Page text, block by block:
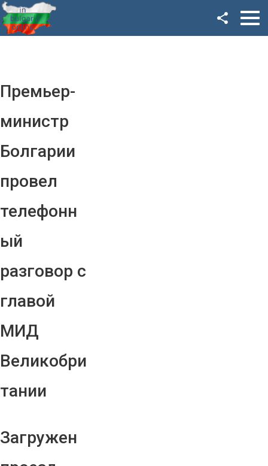
Премьер-
министр
Болгарии
провел
телефонн
ый
разговор с
главой
МИД
Великобри
тании
Загружен